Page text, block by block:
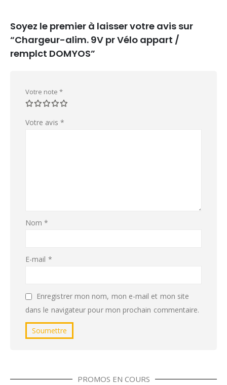
Soyez le premier à laisser votre avis sur
“Chargeur-alim. 9V pr Vélo appart /
remplct DOMYOS”
Votre note *
Votre avis *
Nom*
E-mail *
Enregistrer mon nom, mon e-mail et mon site
dans le navigateur pour mon prochain commentaire.
PROMOS EN COURS